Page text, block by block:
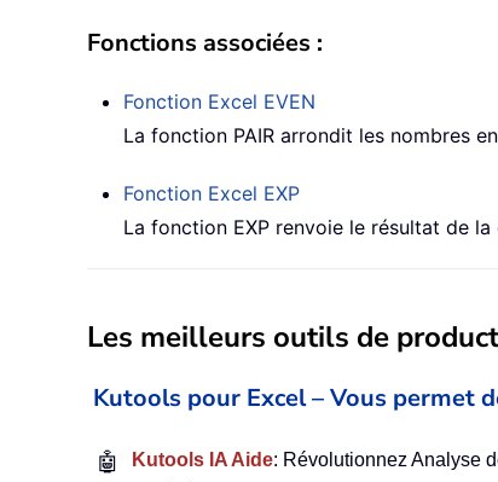
Fonctions associées :
Fonction Excel EVEN
La fonction PAIR arrondit les nombres
Fonction Excel EXP
La fonction EXP renvoie le résultat de
Les meilleurs outils de
Kutools pour Excel – Vous permet
🤖 Kutools IA Aide: Révolutionnez Analyse